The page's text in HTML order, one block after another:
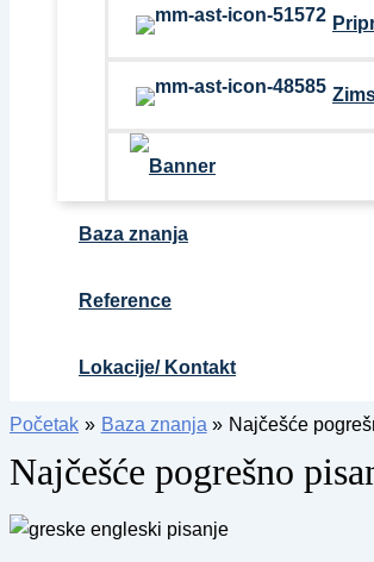
Baza znanja
Reference
Lokacije/ Kontakt
Početak Baza znanja Najčešće
Najčešće pogrešno